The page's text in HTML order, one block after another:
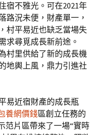
宿不雅光。可在2021年
路況未便，財產單一，
村平易近也缺乏當場失
求尋覓成長新前途。
村里供給了新的成長機
地輿上風，鼎力引進社
易近宿財產的成長瓶
養網價錢區創立任務的
范片區帶來了一場“實時